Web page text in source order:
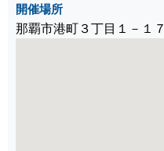
開催場所
那覇市港町３丁目１－１７